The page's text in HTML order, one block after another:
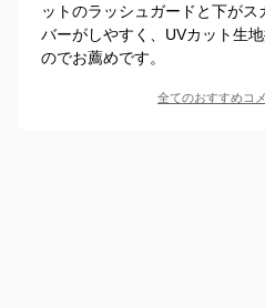
ットのラッシュガードと下が
バーがしやすく、UVカット生
のでお薦めです。
全てのおすすめコ